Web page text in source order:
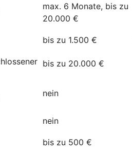
max. 6 Monate, bis zu
20.000 €
bis zu 1.500 €
bis zu 20.000 €
nein
nein
bis zu 500 €